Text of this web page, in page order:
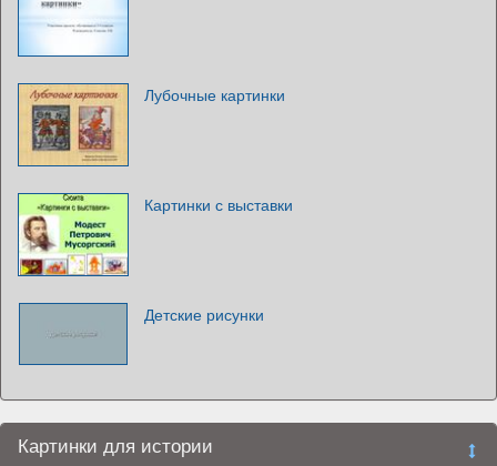
Лубочные картинки
Картинки с выставки
Детские рисунки
Картинки для истории